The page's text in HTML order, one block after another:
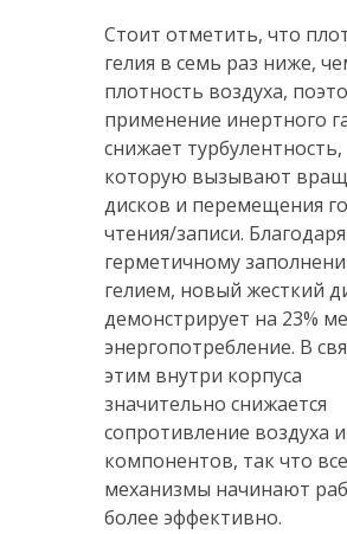
Стоит отметить, что
гелия в семь раз ниже,
плотность воздуха,
применение инертного
снижает турбулентность,
которую вызывают
дисков и перемещения
чтения/записи. Благодаря
герметичному
гелием, новый жесткий
демонстрирует на 23%
энергопотребление. В
этим внутри корпуса
значительно снижается
сопротивление воздуха
компонентов, так что все
механизмы начинают
более эффективно.